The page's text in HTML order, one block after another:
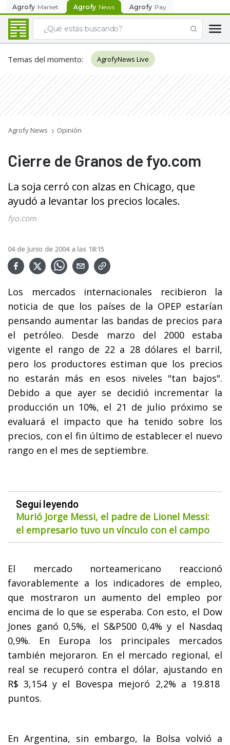
Agrofy Market Agrofy News Agrofy Pay
Temas del momento: AgrofyNews Live
Agrofy News Opinión
Cierre de Granos de fyo.com
La soja cerró con alzas en Chicago, que
ayudó a levantar los precios locales.
fyo.com
04 de Junio de 2004 a las 18:15
Los mercados internacionales recibieron la
noticia de que los países de la OPEP estarían
pensando aumentar las bandas de precios para
el petróleo. Desde marzo del 2000 estaba
vigente el rango de 22 a 28 dólares el barril,
pero los productores estiman que los precios
no estarán más en esos niveles "tan bajos".
Debido a que ayer se decidió incrementar la
producción un 10%, el 21 de julio próximo se
evaluará el impacto que ha tenido sobre los
precios, con el fin último de establecer el nuevo
rango en el mes de septiembre.
Seguí leyendo
Murió Jorge Messi, el padre de Lionel Messi:
el empresario tuvo un vínculo con el campo
El mercado norteamericano reaccionó
favorablemente a los indicadores de empleo,
que mostraron un aumento del empleo por
encima de lo que se esperaba. Con esto, el Dow
Jones ganó 0,5%, el S&P500 0,4% y el Nasdaq
0,9%. En Europa los principales mercados
también mejoraron. En el mercado regional, el
real se recuperó contra el dólar, ajustando en
R$ 3,154 y el Bovespa mejoró 2,2% a 19.818
puntos.
En Argentina, sin embargo, la Bolsa volvió a